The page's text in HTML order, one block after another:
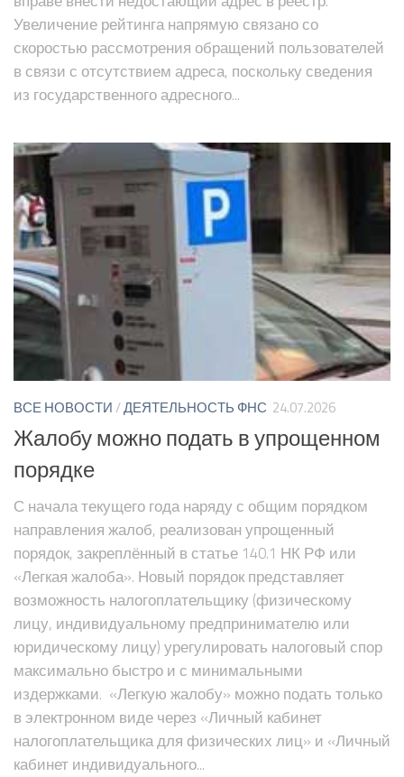
Увеличение рейтинга напрямую связано со
скоростью рассмотрения обращений пользователей
в связи с отсутствием адреса, поскольку сведения
из государственного адресного...
ВСЕ НОВОСТИ/ДЕЯТЕЛЬНОСТЬ ФНС 24.07.2026
Жалобу можно подать в упрощенном
порядке
С начала текущего года наряду с общим порядком
направления жалоб, реализован упрощенный
порядок, закреплённый в статье 140.1 НК РФ или
«Легкая жалоба». Новый порядок представляет
возможность налогоплательщику (физическому
лицу, индивидуальному предпринимателю или
юридическому лицу) урегулировать налоговый спор
максимально быстро и с минимальными
издержками. «Легкую жалобу» можно подать только
в электронном виде через «Личный кабинет
налогоплательщика для физических лиц» и «Личный
кабинет индивидуального...